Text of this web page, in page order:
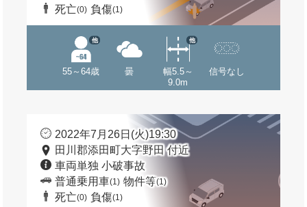
死亡(0) 負傷(1)
55～64歳
他
曇
幅5.5～
9.0m
他
信号なし
2022年7月26日(火)19:30
田川郡添田町大字野田 付近
車両単独 小破事故
普通乗用車(1) 物件等(1)
死亡(0) 負傷(1)